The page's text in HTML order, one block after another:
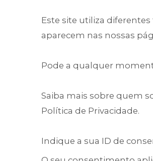
Este site utiliza
aparecem nas nossas
Pode a qualquer
Saiba mais sobre quem
Política de Privacidade.
Indique a sua ID de